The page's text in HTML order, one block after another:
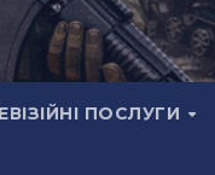
ПОСЛУГИ